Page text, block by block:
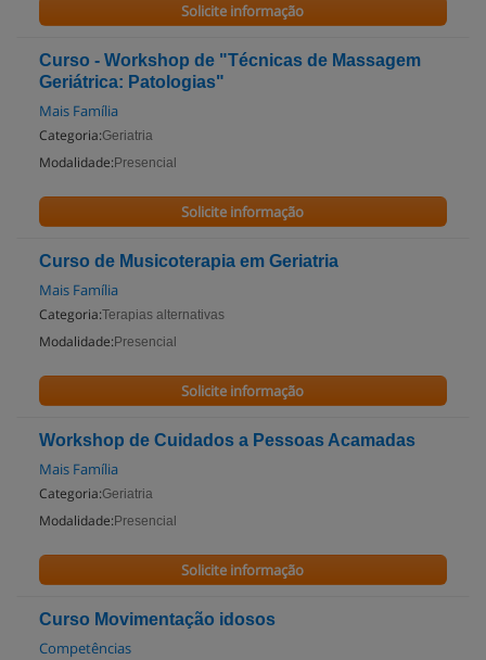
Solicite informação
Curso - Workshop de "Técnicas de Massagem
Geriátrica: Patologias"
Mais Família
Categoria:Geriatria
Modalidade: Presencial
Solicite informação
Curso de Musicoterapia em Geriatria
Mais Família
Categoria:Terapias alternativas
Modalidade: Presencial
Solicite informação
Workshop de Cuidados a Pessoas Acamadas
Mais Família
Categoria:Geriatria
Modalidade: Presencial
Solicite informação
Curso Movimentação idosos
Competências